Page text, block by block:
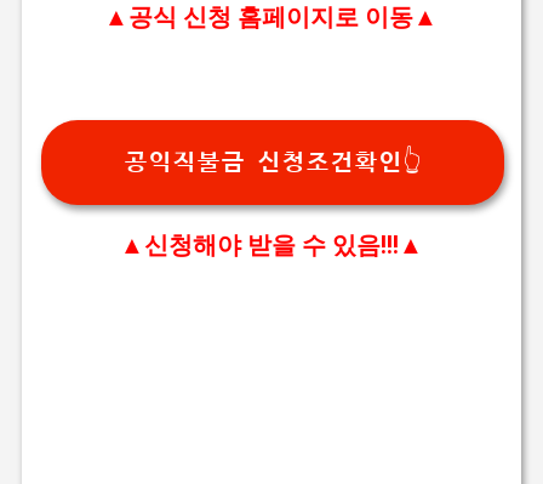
▲공식 신청 홈페이지로 이동▲
공익직불금 신청조건확인👆
▲신청해야 받을 수 있음!!!▲